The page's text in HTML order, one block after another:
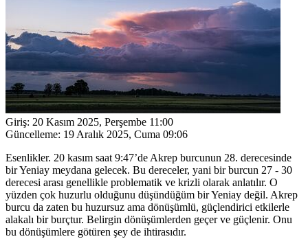
Giriş: 20 Kasım 2025, Perşembe 11:00
Güncelleme: 19 Aralık 2025, Cuma 09:06
Esenlikler. 20 kasım saat 9:47’de Akrep burcunun 28. derecesinde
bir Yeniay meydana gelecek. Bu dereceler, yani bir burcun 27 - 30
derecesi arası genellikle problematik ve krizli olarak anlatılır. O
yüzden çok huzurlu olduğunu düşündüğüm bir Yeniay değil. Akrep
burcu da zaten bu huzursuz ama dönüşümlü, güçlendirici etkilerle
alakalı bir burçtur. Belirgin dönüşümlerden geçer ve güçlenir. Onu
bu dönüşümlere götüren şey de ihtirasıdır.